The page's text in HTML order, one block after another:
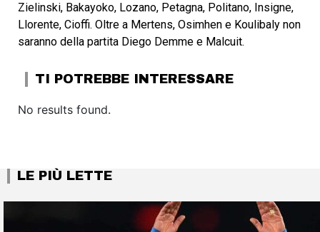
Zielinski, Bakayoko, Lozano, Petagna, Politano, Insigne,
Llorente, Cioffi. Oltre a Mertens, Osimhen e Koulibaly non
saranno della partita Diego Demme e Malcuit.
TI POTREBBE INTERESSARE
No results found.
LE PIÙ LETTE